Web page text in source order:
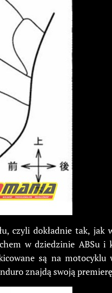
czyli dokładnie tak, jak
w dziedzinie ABSu
są na motocyklu
znajdą swoją